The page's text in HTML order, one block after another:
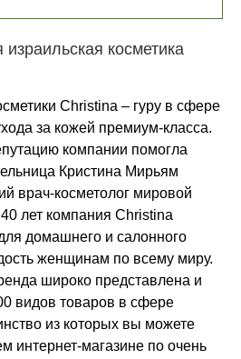
косметика
Christina – гуру в сфере
за кожей премиум-класса.
компании помогла
Кристина Мирьям
врач-косметолог мировой
лет компания Christina
домашнего и салонного
женщинам по всему миру.
широко представлена и
видов товаров в сфере
из которых вы можете
интернет-магазине по очень